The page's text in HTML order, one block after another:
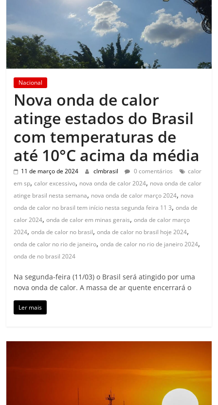
Nacional
Nova onda de calor
atinge estados do Brasil
com temperaturas de
até 10°C acima da média
11 de março de 2024 clmbrasil 0 comentários
calor
em sp,calor excessivo, nova onda de calor 2024, nova onda de calor
atinge brasil nesta semana, nova onda de calor março 2024, nova
onda de calor no brasil tem início nesta segunda feira 11 3,onda de
calor 2024,onda de calor em minas gerais,onda de calor março
2024,onda de calor no brasil,onda de calor no brasil hoje 2024,
onda de calor no rio de janeiro,onda de calor no rio de janeiro 2024,
onda de no brasil 2024
Na segunda-feira (11/03) o Brasil será atingido por uma
nova onda de calor. A massa de ar quente encerrará o
Ler mais